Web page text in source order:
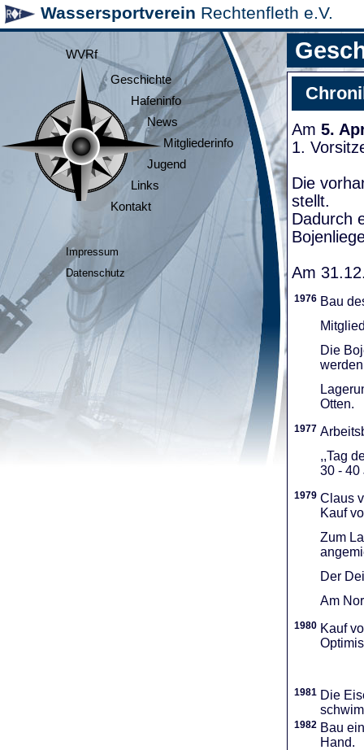
Wassersportverein Rechtenfleth e.V.
WVRf
Geschichte
Hafeninfo
News
Mitgliederinfo
Jugend
Links
Kontakt
Impressum
Datenschutz
Am 5.
1.
Die
stellt.
Dadurch
Am
1976 Bau
Die
Otten.
1977
,,Tag
30 - 40
1979 Claus
Kauf
Zum
Der
Am
1980 Kauf
1981 Die
1982 Bau
Hand.